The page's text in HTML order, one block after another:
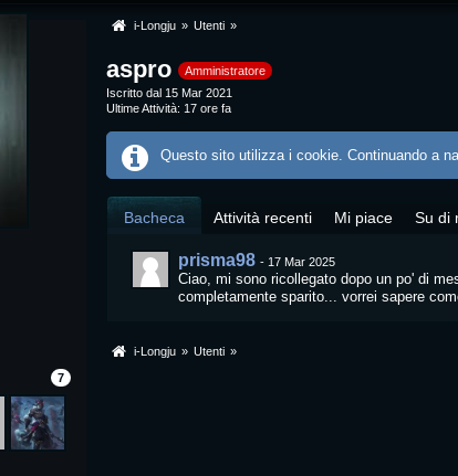
7
i-Longju » Utenti »
aspro Amministratore
Iscritto dal 15 Mar 2021
Ultime Attività 17 ore fa
Questo sito utilizza i cookie. Continuando a
Bacheca Attività recenti Mi piace Su di
prisma98 - 17 Mar 2025
Ciao, mi sono ricollegato dopo un po' di
completamente sparito... vorrei sapere
i-Longju » Utenti »